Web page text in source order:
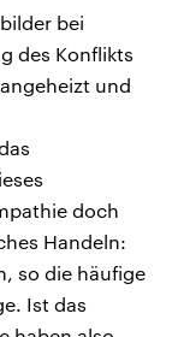
bei
des Konflikts
und
doch
Handeln:
so die häufige
Ist das